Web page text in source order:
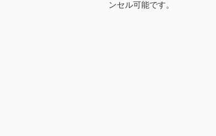
ンセル可能です。